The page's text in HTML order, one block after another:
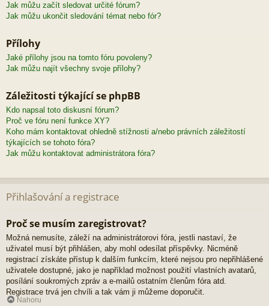
Jak můžu začít sledovat určité fórum?
Jak můžu ukončit sledování témat nebo fór?
Přílohy
Jaké přílohy jsou na tomto fóru povoleny?
Jak můžu najít všechny svoje přílohy?
Záležitosti týkající se phpBB
Kdo napsal toto diskusní fórum?
Proč ve fóru není funkce XY?
Koho mám kontaktovat ohledně stížnosti a/nebo právních záležitostí
týkajících se tohoto fóra?
Jak můžu kontaktovat administrátora fóra?
Přihlašování a registrace
Proč se musím zaregistrovat?
Možná nemusíte, záleží na administrátorovi fóra, jestli nastaví, že
uživatel musí být přihlášen, aby mohl odesílat příspěvky. Nicméně
registrací získáte přístup k dalším funkcím, které nejsou pro nepřihlášené
uživatele dostupné, jako je například možnost použití vlastních avatarů,
posílání soukromých zpráv a e-mailů ostatním členům fóra atd.
Registrace trvá jen chvíli a tak vám ji můžeme doporučit.
Nahoru